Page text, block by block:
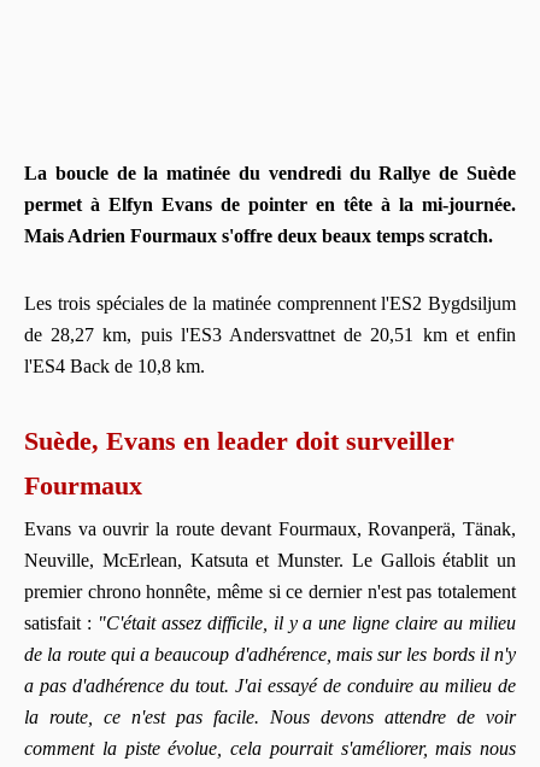
La boucle de la matinée du vendredi du Rallye de Suède
permet à Elfyn Evans de pointer en tête à la mi-journée.
Mais Adrien Fourmaux s'offre deux beaux temps scratch.
Les trois spéciales de la matinée comprennent l'ES2 Bygdsiljum
de 28,27 km, puis l'ES3 Andersvattnet de 20,51 km et enfin
l'ES4 Back de 10,8 km.
Suède, Evans en leader doit surveiller
Fourmaux
Evans va ouvrir la route devant Fourmaux, Rovanperä, Tänak,
Neuville, McErlean, Katsuta et Munster. Le Gallois établit un
premier chrono honnête, même si ce dernier n'est pas totalement
satisfait : "C'était assez difficile, il y a une ligne claire au milieu
de la route qui a beaucoup d'adhérence, mais sur les bords il n'y
a pas d'adhérence du tout. J'ai essayé de conduire au milieu de
la route, ce n'est pas facile. Nous devons attendre de voir
comment la piste évolue, cela pourrait s'améliorer, mais nous